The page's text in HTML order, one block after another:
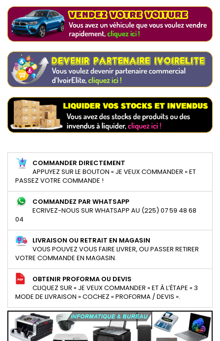
COMMANDER DIRECTEMENT
APPUYEZ SUR LE BOUTON « JE VEUX COMMANDER » ET
PASSEZ VOTRE COMMANDE !
COMMANDEZ PAR WHATSAPP
ECRIVEZ-NOUS SUR WHATSAPP AU (225) 07 59 48 68
04
LIVRAISON OU RETRAIT EN MAGASIN
VOUS POUVEZ VOUS FAIRE LIVRER, OU PASSER RETIRER
VOTRE COMMANDE EN MAGASIN.
OBTENIR PROFORMA OU DEVIS
CLIQUEZ SUR « JE VEUX COMMANDER » ET À L’ÉTAPE « 3
MODE DE LIVRAISON » COCHEZ « PROFORMA / DEVIS ».